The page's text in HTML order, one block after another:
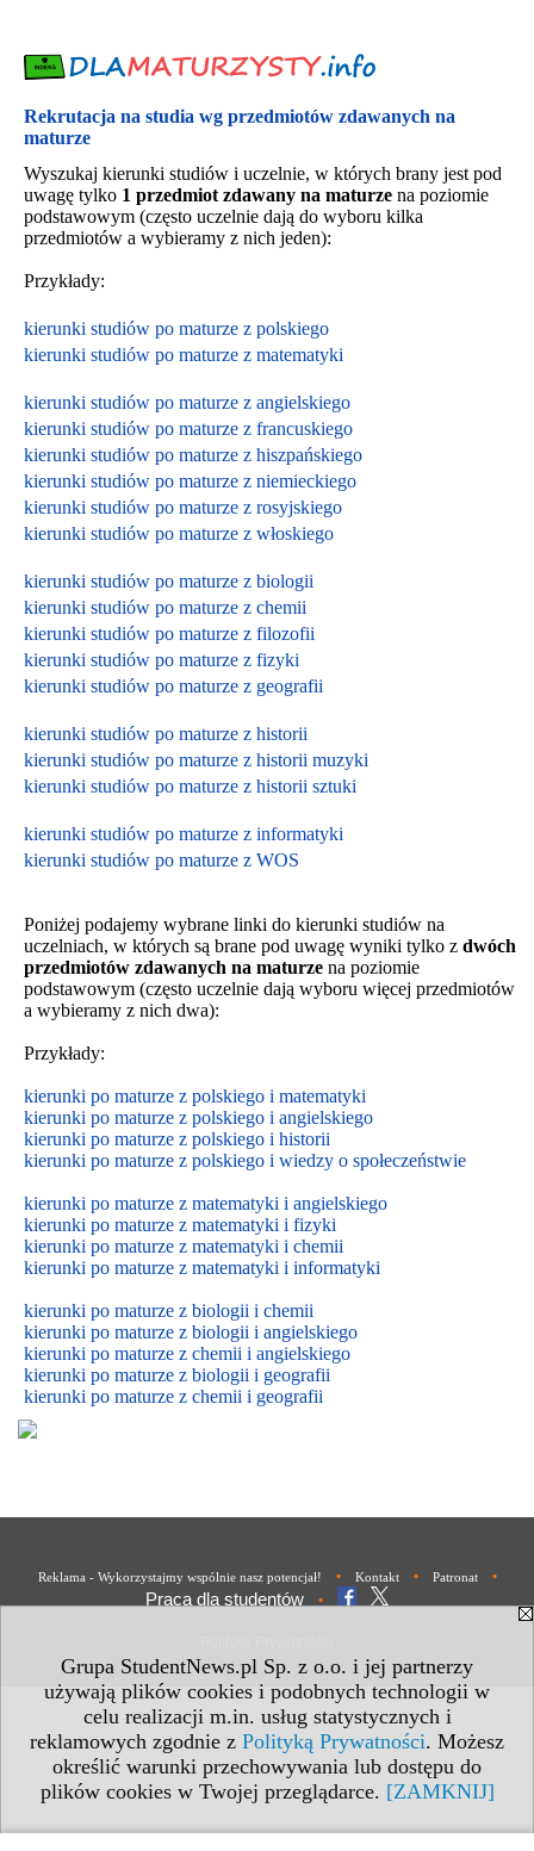
Grupa StudentNews.pl Sp. z o.o. i jej partnerzy
używają plików cookies i podobnych technologii w
celu realizacji m.in. usług statystycznych i
reklamowych zgodnie z Polityką Prywatności. Możesz
określić warunki przechowywania lub dostępu do
plików cookies w Twojej przeglądarce. [ZAMKNIJ]
Rekrutacja na studia wg przedmiotów zdawanych na
maturze
Wyszukaj kierunki studiów i uczelnie, w których brany jest pod
uwagę tylko 1 przedmiot zdawany na maturze na poziomie
podstawowym (często uczelnie dają do wyboru kilka
przedmiotów a wybieramy z nich jeden):
Przykłady:
kierunki studiów po maturze z polskiego
kierunki studiów po maturze z matematyki
kierunki studiów po maturze z angielskiego
kierunki studiów po maturze z francuskiego
kierunki studiów po maturze z hiszpańskiego
kierunki studiów po maturze z niemieckiego
kierunki studiów po maturze z rosyjskiego
kierunki studiów po maturze z włoskiego
kierunki studiów po maturze z biologii
kierunki studiów po maturze z chemii
kierunki studiów po maturze z filozofii
kierunki studiów po maturze z fizyki
kierunki studiów po maturze z geografii
kierunki studiów po maturze z historii
kierunki studiów po maturze z historii muzyki
kierunki studiów po maturze z historii sztuki
kierunki studiów po maturze z informatyki
kierunki studiów po maturze z WOS
Poniżej podajemy wybrane linki do kierunki studiów na
uczelniach, w których są brane pod uwagę wyniki tylko z dwóch
przedmiotów zdawanych na maturze na poziomie
podstawowym (często uczelnie dają wyboru więcej przedmiotów
a wybieramy z nich dwa):
Przykłady:
kierunki po maturze z polskiego i matematyki
kierunki po maturze z polskiego i angielskiego
kierunki po maturze z polskiego i historii
kierunki po maturze z polskiego i wiedzy o społeczeństwie
kierunki po maturze z matematyki i angielskiego
kierunki po maturze z matematyki i fizyki
kierunki po maturze z matematyki i chemii
kierunki po maturze z matematyki i informatyki
kierunki po maturze z biologii i chemii
kierunki po maturze z biologii i angielskiego
kierunki po maturze z chemii i angielskiego
kierunki po maturze z biologii i geografii
kierunki po maturze z chemii i geografii
Reklama - Wykorzystajmy wspólnie nasz potencjał! • Kontakt • Patronat •
Praca dla studentów •